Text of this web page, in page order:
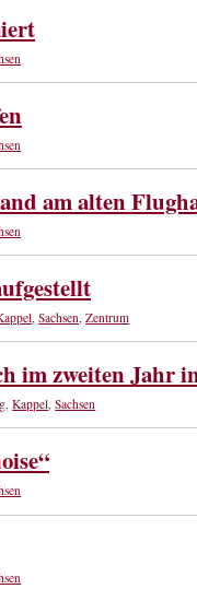
am alten
,Sachsen,Zentrum
im zweiten Jahr
,Kappel,Sachsen